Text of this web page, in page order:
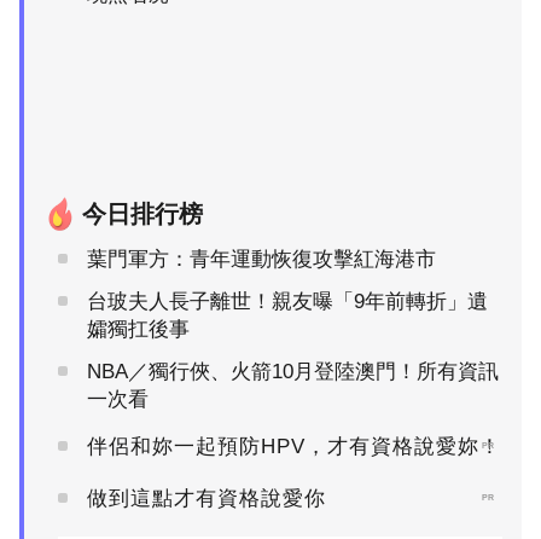
今日排行榜
葉門軍方：青年運動恢復攻擊紅海港市
台玻夫人長子離世！親友曝「9年前轉折」遺
孀獨扛後事
NBA／獨行俠、火箭10月登陸澳門！所有資訊
一次看
伴侶和妳一起預防HPV，才有資格說愛妳！
PR
做到這點才有資格說愛你 PR